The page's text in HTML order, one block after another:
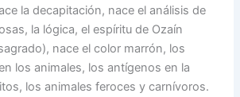
la decapitación, nace el análisis de
la lógica, el espíritu de Ozaín
nace el color marrón, los
los animales, los antígenos en la
los animales feroces y carnívoros.